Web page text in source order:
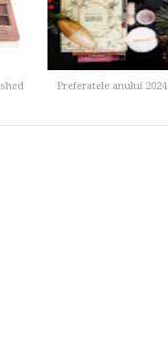
Preferatele anului 2024